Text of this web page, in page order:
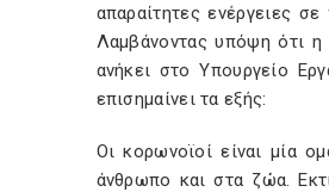
απαραίτητες ενέργειες
Λαμβάνοντας υπόψη ότι η
ανήκει στο Υπουργείο
επισημαίνει τα εξής:
Οι κορωνοϊοί είναι μία
άνθρωπο και στα ζώα.